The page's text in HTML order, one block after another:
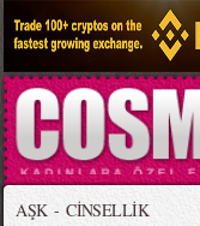
AŞK - CİNSELLİK